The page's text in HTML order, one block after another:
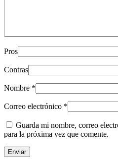
Pros
Contras
Nombre *
Correo electrónico *
Guarda mi nombre, correo
para la próxima vez que comente.